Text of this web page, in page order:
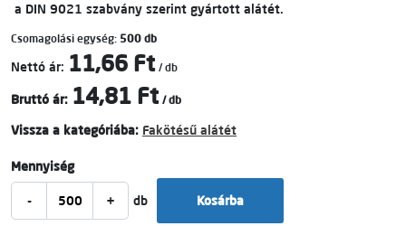
a DIN 9021 szabvány szerint gyártott alátét.
Csomagolási egység: 500 db
Nettó ár: 11,66 Ft / db
Bruttó ár: 14,81 Ft / db
Vissza a kategóriába: Fakötésű alátét
Mennyiség
- + db Kosárba